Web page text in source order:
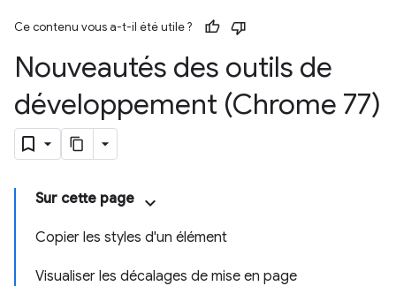
Ce contenu vous a-t-il été utile ?
Nouveautés des outils de
développement (Chrome 77)
Sur cette page
Copier les styles d'un élément
Visualiser les décalages de mise en page